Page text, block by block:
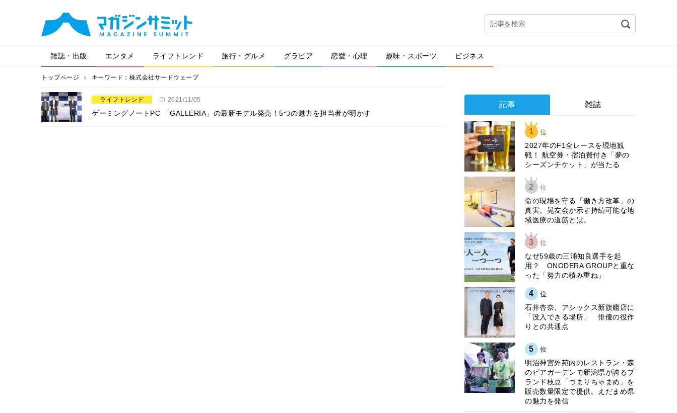
雑誌・出版 エンタメ ライフトレンド 旅行・グルメ グラビア 恋愛・心理 趣味・スポーツ ビジネス
トップページ キーワード：株式会社サードウェーブ
ライフトレンド 2021/11/05
ゲーミングノートPC 「GALLERIA」の最新モデル発売！5つの魅力を担当者が明かす
記事 雑誌
1 位
2027年のF1全レースを現地観
戦！ 航空券・宿泊費付き「夢の
シーズンチケット」が当たる
2 位
​命の現場を守る「働き方改革」の
真実。晃友会が示す持続可能な地
域医療の道筋とは。
3 位
なぜ59歳の三浦知良選手を起
用？ ONODERA GROUPと重な
った「努力の積み重ね」
4 位
石井杏奈、アシックス新旗艦店に
「没入できる場所」 俳優の役作
りとの共通点
5 位
明治神宮外苑内のレストラン・森
のビアガーデンで新潟県が誇るブ
ランド枝豆「つまりちゃまめ」を
販売数量限定で提供。えだまめ県
の魅力を発信